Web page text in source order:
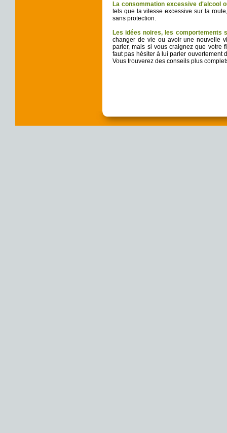
La consommation excessive d'alcool
tels que la vitesse excessive sur la
sans protection.
Les idées noires, les comportements
changer de vie ou avoir une nouvelle
parler, mais si vous craignez que votre
faut pas hésiter à lui parler ouvertement
Vous trouverez des conseils plus